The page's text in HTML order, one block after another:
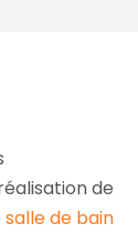
de
salle de bain